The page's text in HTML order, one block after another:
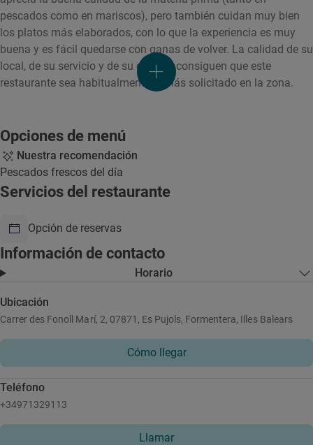
pescados como en mariscos), pero también cuidan muy bien
los platos más elaborados, con lo que la experiencia es muy
buena y es fácil quedarse con ganas de volver. La calidad de su
local, de su servicio y de su comida consiguen que este
restaurante sea habitualmente el más solicitado en la zona.
Opciones de menú
Nuestra recomendación
Pescados frescos del día
Servicios del restaurante
Opción de reservas
Información de contacto
Horario
Ubicación
Carrer des Fonoll Marí, 2, 07871, Es Pujols, Formentera, Illes Balears
Cómo llegar
Teléfono
+34971329113
Llamar